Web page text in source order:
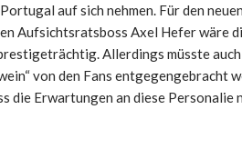
auf sich nehmen. Für den
Aufsichtsratsboss Axel Hefer wäre
Allerdings müsste
von den Fans entgegengebracht
die Erwartungen an diese Personalie